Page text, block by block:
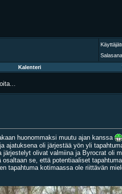
Salasana
Kalenteri
huonommaksi muutu ajan kanssa
oli järjestää yön yli
olivat valmiina ja Byrocrat oli
se, että potentiaaliset
tapahtuma kotimaassa ole riittävän